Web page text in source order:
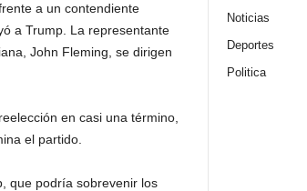
a un contendiente
a Trump. La representante
John Fleming, se dirigen
en casi una término,
el partido.
que podría sobrevenir los
Noticias
Deportes
Politica